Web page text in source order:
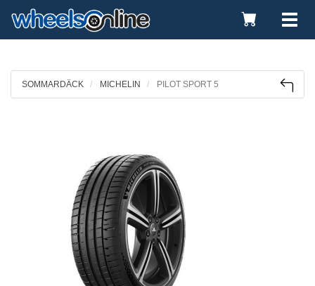
Toggle
Cart
SOMMARDÄCK MICHELIN PILOT SPORT 5